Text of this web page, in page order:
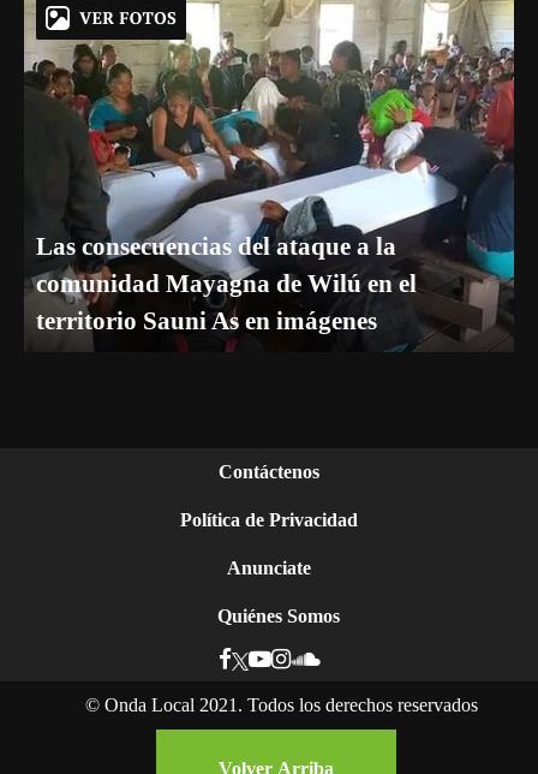
Las consecuencias del ataque a la
comunidad Mayagna de Wilú en el
territorio Sauni As en imágenes
Contáctenos
Política de Privacidad
Anunciate
Quiénes Somos
© Onda Local 2021. Todos los derechos reservados
Volver Arriba